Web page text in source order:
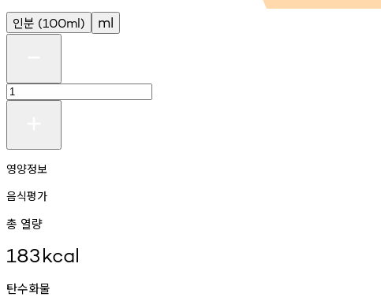
인분 (100ml) ml
영양정보
음식평가
총 열량
183kcal
탄수화물